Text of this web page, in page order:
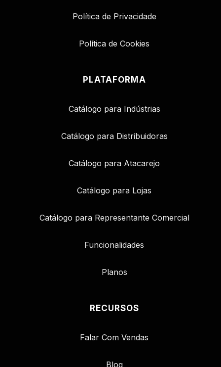
Política de Privacidade
Política de Cookies
PLATAFORMA
Catálogo para Indústrias
Catálogo para Distribuidoras
Catálogo para Atacarejo
Catálogo para Lojas
Catálogo para Representante Comercial
Funcionalidades
Planos
RECURSOS
Falar Com Vendas
Blog